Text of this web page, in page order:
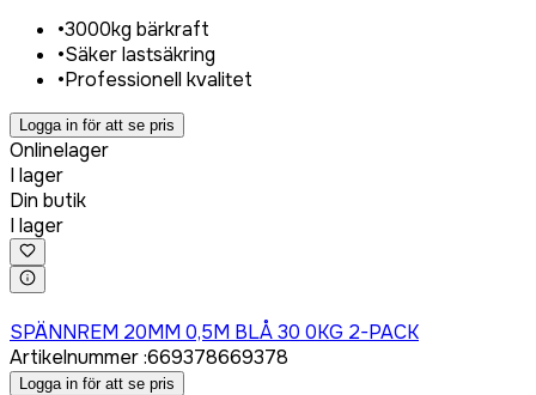
•3000kg bärkraft
•Säker lastsäkring
•Professionell kvalitet
Logga in för att se pris
Onlinelager
I lager
Din butik
I lager
SPÄNNREM 20MM 0,5M BLÅ 30 0KG 2-PACK
Artikelnummer:669378669378
Logga in för att se pris